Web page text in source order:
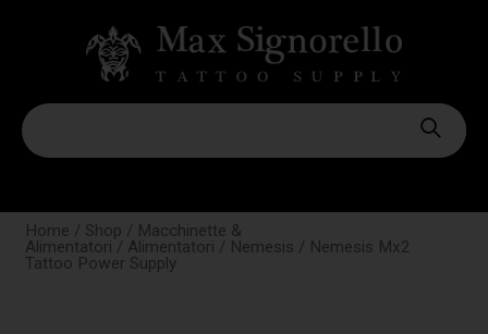
Home / Shop / Macchinette &
Alimentatori / Alimentatori / Nemesis / Nemesis Mx2
Tattoo Power Supply